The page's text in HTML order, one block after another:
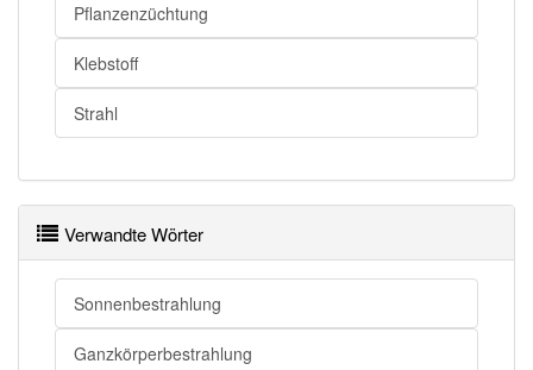
Pflanzenzüchtung
Klebstoff
Strahl
Verwandte Wörter
Sonnenbestrahlung
Ganzkörperbestrahlung